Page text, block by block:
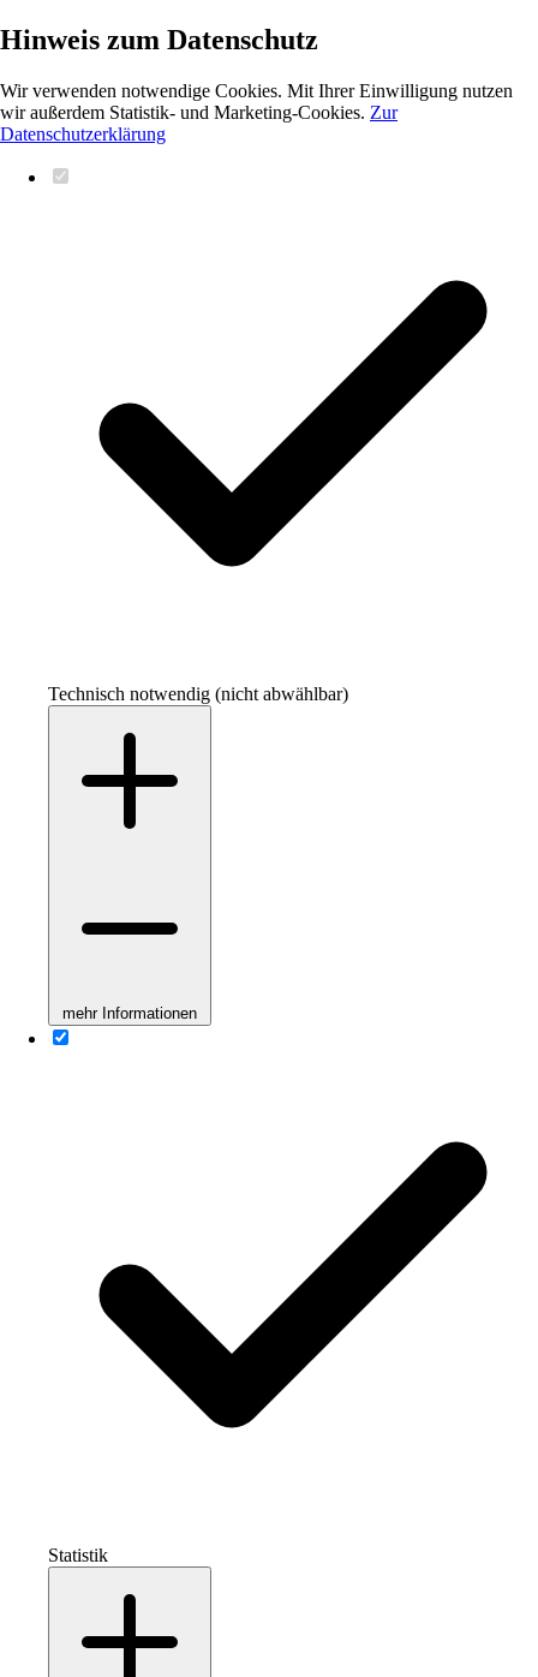
Hinweis zum Datenschutz
Wir verwenden notwendige Cookies. Mit Ihrer Einwilligung nutzen
wir außerdem Statistik- und Marketing-Cookies. Zur
Datenschutzerklärung
Technisch notwendig (nicht abwählbar)
mehr Informationen
Statistik